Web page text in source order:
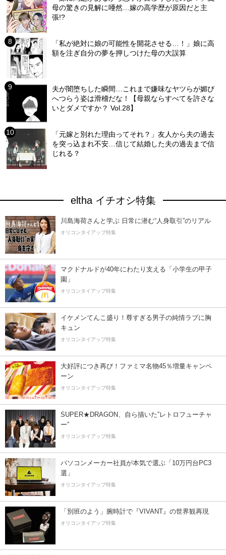
母の驚きの見解に唖然…嫁の高学歴が原因だと主
張!?
「私が絶対に娘の可能性を開花させる…！」娘に高
額を注ぎ自分の夢を押しつけた母の大誤算
夫が闇堕ちした瞬間…これまで嫌味なヤツらが媚び
へつらう姿は滑稽だな！【母親ならすべてを許さな
いとダメですか？ Vol.28】
「元嫁と別れた理由ってそれ？」友人から夫の過去
を突っ込まれ不安…信じて結婚した夫の過去まで信
じれる？
eltha イチオシ特集
川島海荷さんと学ぶ 日常に潜む“人身取引”のリアル
オリコンタイアップ特集
マクドナルドが40年にわたり支える「小学生の甲子
園」
オリコンタイアップ特集
イケメンてんこ盛り！尊すぎる男子の純情ラブに胸
キュン
オリコンタイアップ特集
大好評につき再び！ファミマ名物45％増量キャンペ
ーン
オリコンタイアップ特集
SUPER★DRAGON、自ら描いた”レトロフューチャ
ー”
オリコンタイアップ特集
パソコンメーカー社員が本気で選ぶ「10万円台PC3
選」
オリコンタイアップ特集
「別班のよう」腕時計で『VIVANT』の世界観再現
オリコンタイアップ特集